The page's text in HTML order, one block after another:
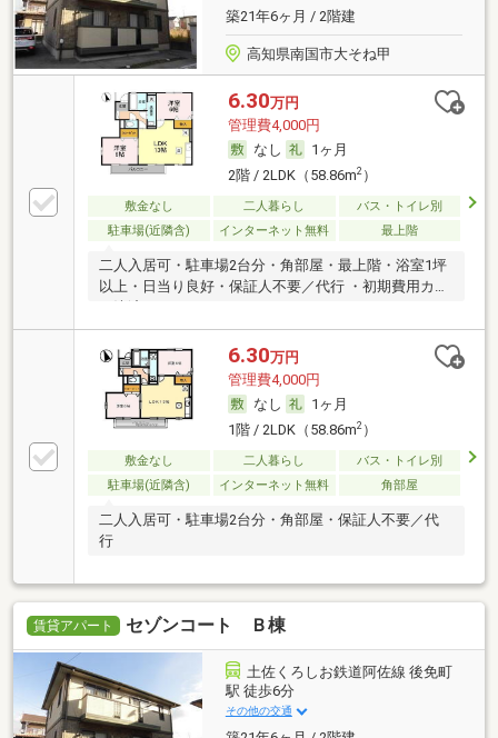
築21年6ヶ月 / 2階建
高知県南国市大そね甲
6.30万円
管理費4,000円
なし
1ヶ月
2階 / 2LDK（58.86m2）
敷金なし 二人暮らし
バス・トイレ別
駐車場(近隣含)
インターネット無料 最上階
二人入居可・駐車場2台分・角部屋・最上階・浴室1坪
以上・日当り良好・保証人不要／代行 ・初期費用カー
6.30万円
管理費4,000円
なし
1ヶ月
1階 / 2LDK（58.86m2）
敷金なし 二人暮らし
バス・トイレ別
駐車場(近隣含)
インターネット無料 角部屋
二人入居可・駐車場2台分・角部屋・保証人不要／代
行
賃貸アパート セゾンコート Ｂ棟
土佐くろしお鉄道阿佐線 後免町
駅 徒歩6分
その他の交通